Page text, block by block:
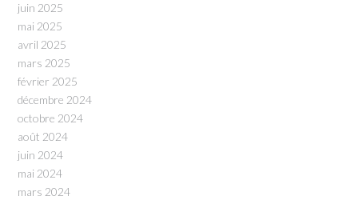
juin 2025
mai 2025
avril 2025
mars 2025
février 2025
décembre 2024
octobre 2024
août 2024
juin 2024
mai 2024
mars 2024